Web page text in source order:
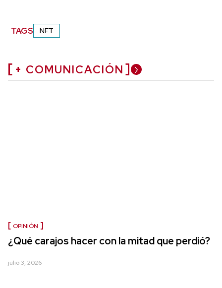
TAGS NFT
+ COMUNICACIÓN
OPINIÓN
¿Qué carajos hacer con la mitad que perdió?
julio 3, 2026